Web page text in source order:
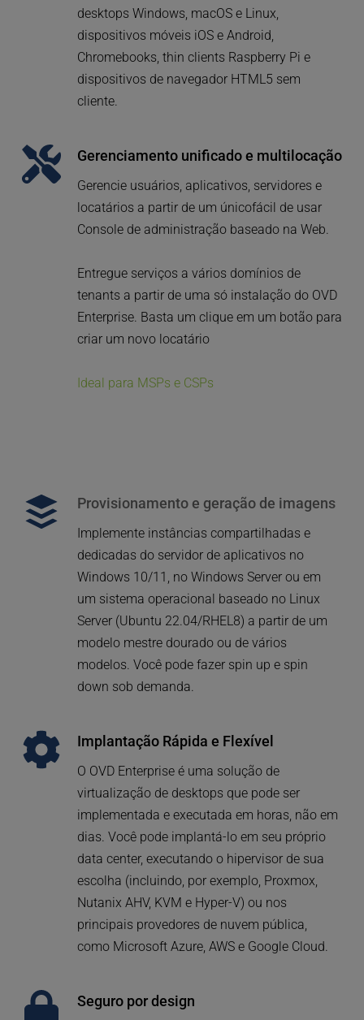
desktops Windows, macOS e Linux,
dispositivos móveis iOS e Android,
Chromebooks, thin clients Raspberry Pi e
dispositivos de navegador HTML5 sem
cliente.
Gerenciamento unificado e multilocação
Gerencie usuários, aplicativos, servidores e
locatários a partir de um únicofácil de usar
Console de administração baseado na Web.
Entregue serviços a vários domínios de
tenants a partir de uma só instalação do OVD
Enterprise. Basta um clique em um botão para
criar um novo locatário
Ideal para MSPs e CSPs
Provisionamento e geração de imagens
Implemente instâncias compartilhadas e
dedicadas do servidor de aplicativos no
Windows 10/11, no Windows Server ou em
um sistema operacional baseado no Linux
Server (Ubuntu 22.04/RHEL8) a partir de um
modelo mestre dourado ou de vários
modelos. Você pode fazer spin up e spin
down sob demanda.
Implantação Rápida e Flexível
O OVD Enterprise é uma solução de
virtualização de desktops que pode ser
implementada e executada em horas, não em
dias. Você pode implantá-lo em seu próprio
data center, executando o hipervisor de sua
escolha (incluindo, por exemplo, Proxmox,
Nutanix AHV, KVM e Hyper-V) ou nos
principais provedores de nuvem pública,
como Microsoft Azure, AWS e Google Cloud.
Seguro por design